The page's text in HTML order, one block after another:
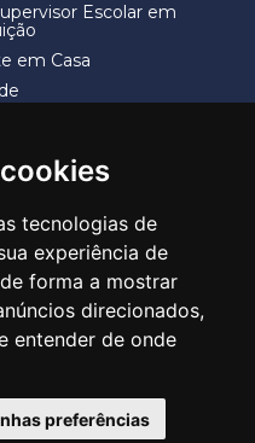
tecnologias de
experiência de
forma a mostrar
direcionados,
entender de onde
preferências
Escolar em
em Casa
EDUCAÇÃO
Guarulhos/SP CEP 07113-040
11 2475-7300